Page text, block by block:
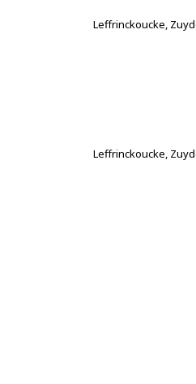
Leffrinckoucke,
Leffrinckoucke,